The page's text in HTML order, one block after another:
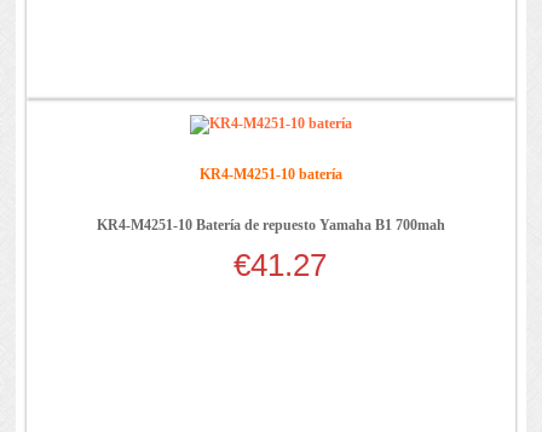
KR4-M4251-10 batería
KR4-M4251-10 Batería de repuesto Yamaha B1 700mah
€41.27